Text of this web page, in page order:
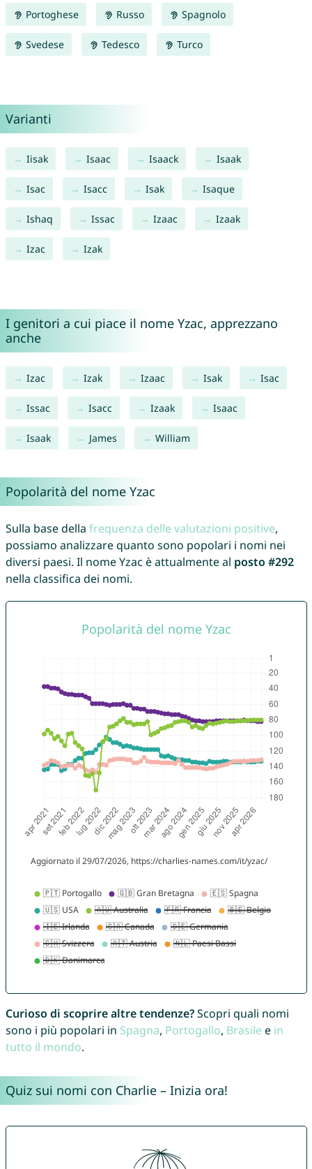
Portoghese Russo Spagnolo
Svedese Tedesco Turco
Varianti
Iisak Isaac Isaack Isaak
Isac Isacc Isak Isaque
Ishaq Issac Izaac Izaak
Izac Izak
I genitori a cui piace il nome Yzac, apprezzano
anche
Izac Izak Izaac Isak Isac
Issac Isacc Izaak Isaac
Isaak James William
Popolarità del nome Yzac
Sulla base della frequenza delle valutazioni positive,
possiamo analizzare quanto sono popolari i nomi nei
diversi paesi. Il nome Yzac è attualmente al posto #292
nella classifica dei nomi.
Curioso di scoprire altre tendenze?Scopri quali nomi
sono i più popolari in Spagna, Portogallo, Brasile e in
tutto il mondo.
Quiz sui nomi con Charlie – Inizia ora!